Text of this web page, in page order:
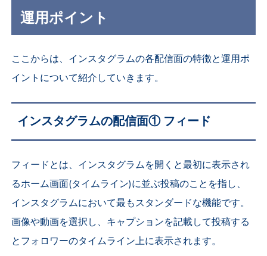
運用ポイント
ここからは、インスタグラムの各配信面の特徴と運用ポ
イントについて紹介していきます。
インスタグラムの配信面① フィード
フィードとは、インスタグラムを開くと最初に表示され
るホーム画面(タイムライン)に並ぶ投稿のことを指し、
インスタグラムにおいて最もスタンダードな機能です。
画像や動画を選択し、キャプションを記載して投稿する
とフォロワーのタイムライン上に表示されます。